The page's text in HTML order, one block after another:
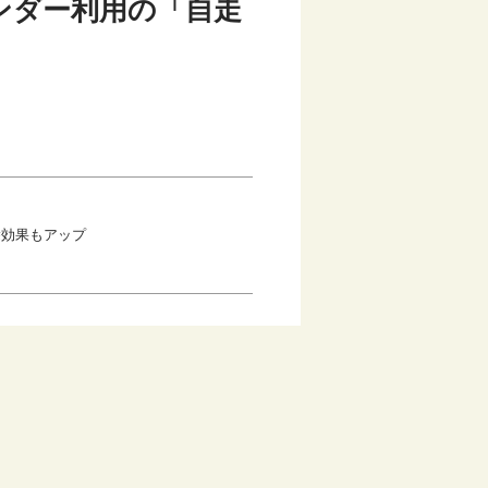
ー利用の「自走
果もアップ